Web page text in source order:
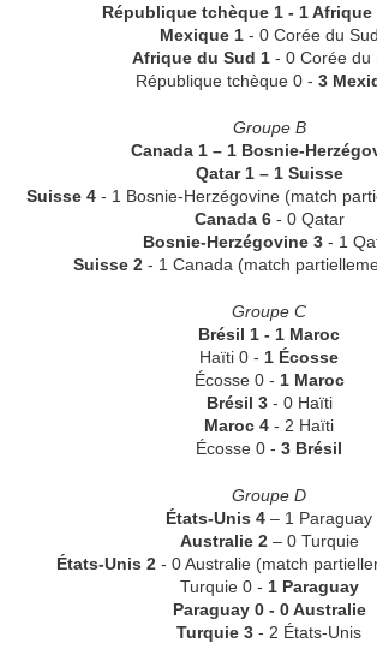
République tchèque 1 - 1 Afrique
Mexique 1- 0 Corée du Sud
Afrique du Sud 1 - 0 Corée du
République tchèque 0 - 3
Groupe B
Canada 1 – 1 Bosnie-
Qatar 1 – 1 Suisse
Suisse 4 - 1 Bosnie-Herzégovine (match
Canada 6- 0 Qatar
Bosnie-Herzégovine 3- 1
Suisse 2 - 1 Canada (match
Groupe C
Brésil 1 - 1 Maroc
Haïti 0 - 1 Écosse
Écosse 0 - 1 Maroc
Brésil 3- 0 Haïti
Maroc 4 - 2 Haïti
Écosse 0 - 3 Brésil
Groupe D
États-Unis 4 – 1 Paraguay
Australie 2– 0 Turquie
États-Unis 2- 0 Australie (match
Turquie 0 - 1 Paraguay
Paraguay 0 - 0 Australie
Turquie 3 - 2 États-Unis